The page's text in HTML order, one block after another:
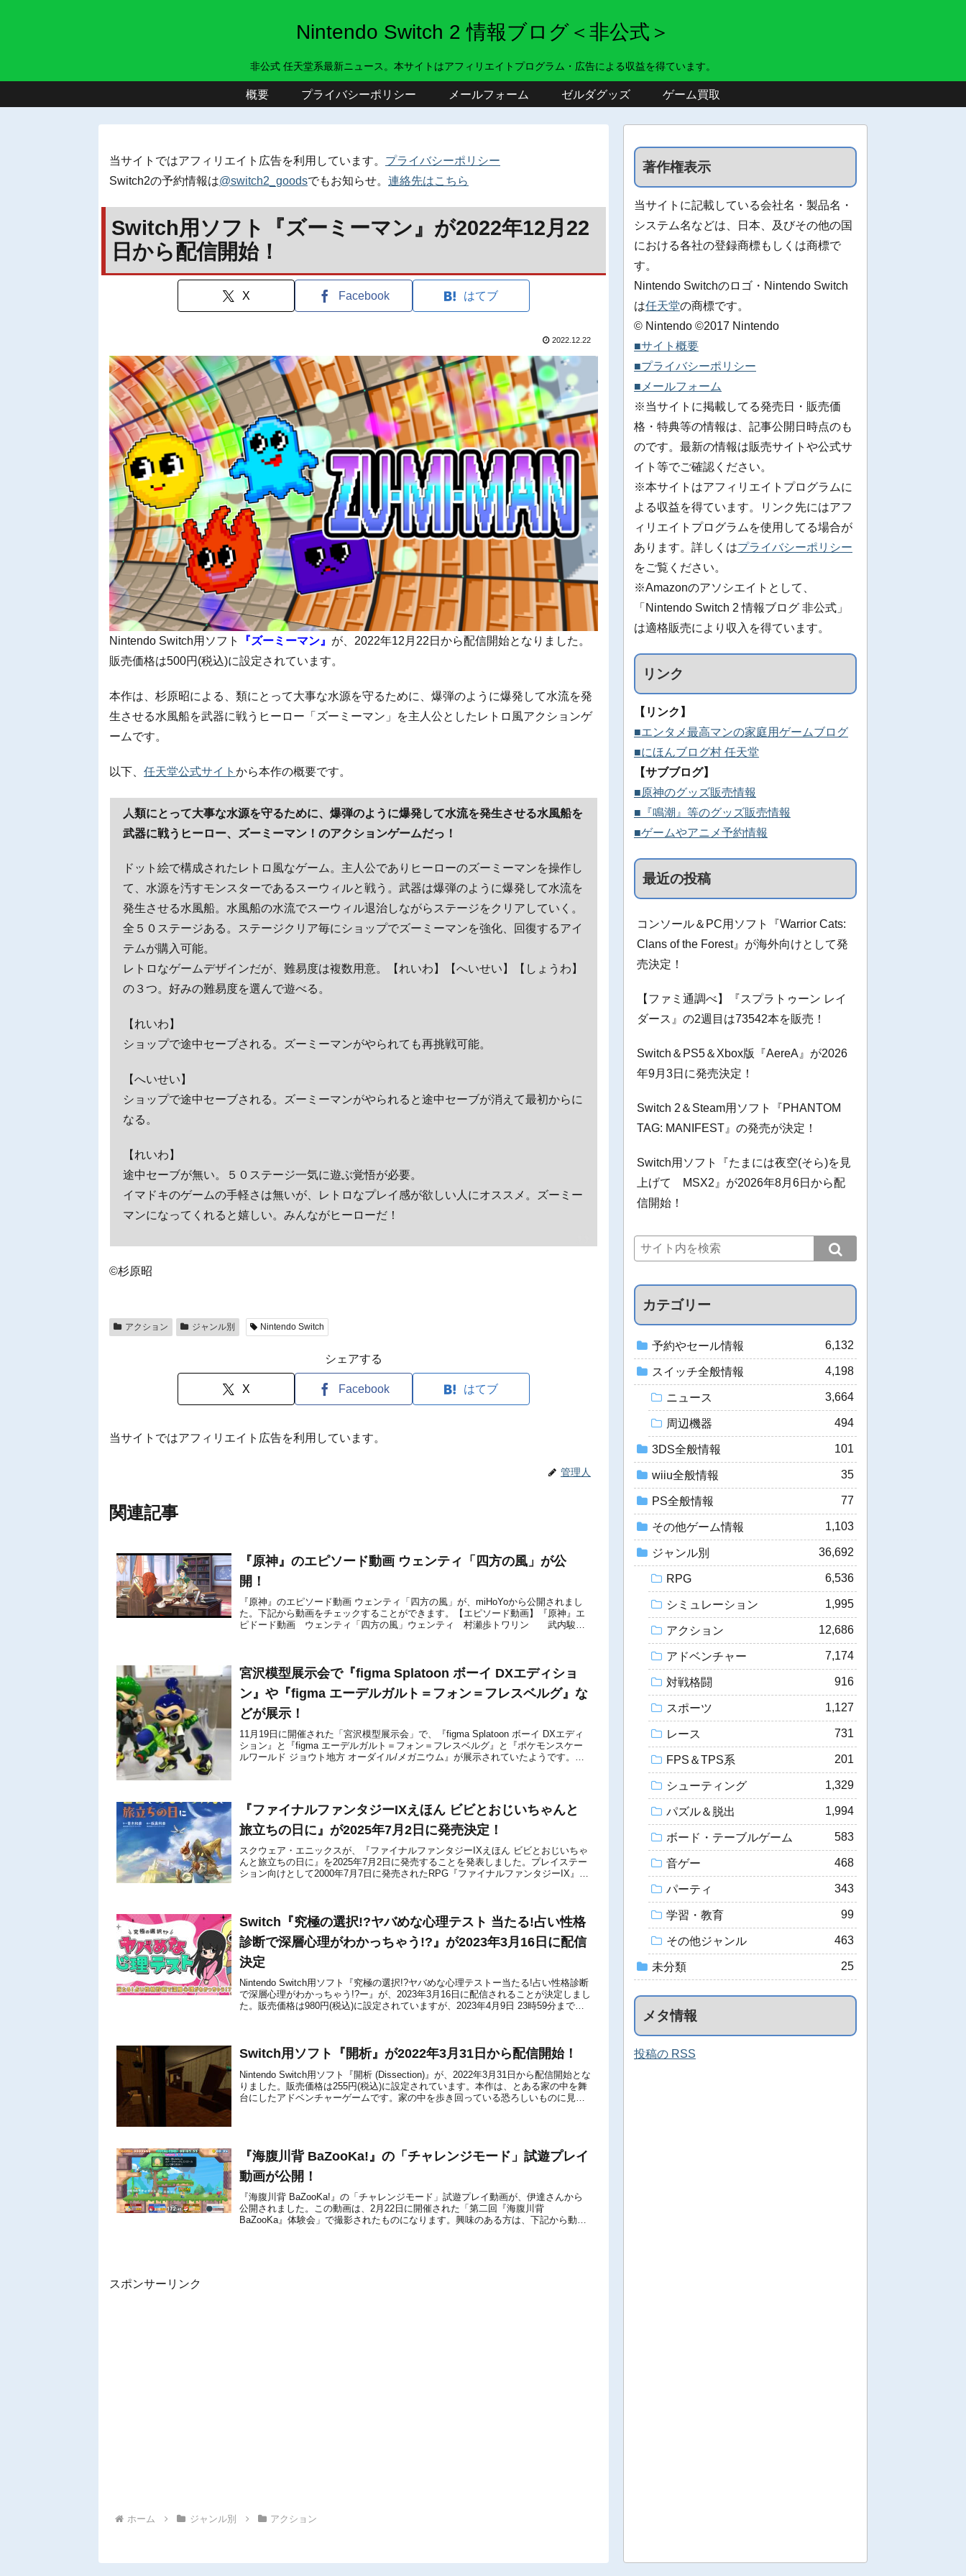
Nintendo Switch 2 情報ブログ＜非公式＞
非公式 任天堂系最新ニュース。本サイトはアフィリエイトプログラム・広告による収益を得ています。
概要 プライバシーポリシー メールフォーム ゼルダグッズ ゲーム買取
当サイトではアフィリエイト広告を利用しています。 プライバシーポリシー
Switch2の予約情報は@switch2_goodsでもお知らせ。 連絡先はこちら
Switch用ソフト『ズーミーマン』が2022年12月22
日から配信開始！
X Facebook はてブ
2022.12.22
Nintendo Switch用ソフト 『ズーミーマン』 が、2022年12月22日から配信開始となりました。
販売価格は500円(税込)に設定されています。
本作は、杉原昭による、類にとって大事な水源を守るために、爆弾のように爆発して水流を発
生させる水風船を武器に戦うヒーロー「ズーミーマン」を主人公としたレトロ風アクションゲ
ームです。
以下、 任天堂公式サイト から本作の概要です。
人類にとって大事な水源を守るために、爆弾のように爆発して水流を発生させる水風船を
武器に戦うヒーロー、ズーミーマン！のアクションゲームだっ！
ドット絵で構成されたレトロ風なゲーム。主人公でありヒーローのズーミーマンを操作し
て、水源を汚すモンスターであるスーウィルと戦う。武器は爆弾のように爆発して水流を
発生させる水風船。水風船の水流でスーウィル退治しながらステージをクリアしていく。
全５０ステージある。ステージクリア毎にショップでズーミーマンを強化、回復するアイ
テムが購入可能。
レトロなゲームデザインだが、難易度は複数用意。【れいわ】【へいせい】【しょうわ】
の３つ。好みの難易度を選んで遊べる。
【れいわ】
ショップで途中セーブされる。ズーミーマンがやられても再挑戦可能。
【へいせい】
ショップで途中セーブされる。ズーミーマンがやられると途中セーブが消えて最初からに
なる。
【れいわ】
途中セーブが無い。５０ステージ一気に遊ぶ覚悟が必要。
イマドキのゲームの手軽さは無いが、レトロなプレイ感が欲しい人にオススメ。ズーミー
マンになってくれると嬉しい。みんながヒーローだ！
©杉原昭
アクション ジャンル別 Nintendo Switch
シェアする
X Facebook はてブ
当サイトではアフィリエイト広告を利用しています。
管理人
関連記事
『原神』のエピソード動画 ウェンティ「四方の風」が公
開！
『原神』のエピソード動画 ウェンティ「四方の風」が、miHoYoから公開されまし
た。下記から動画をチェックすることができます。【エピソード動画】『原神』エ
ピドード動画 ウェンティ「四方の風」ウェンティ 村瀬歩トワリン 武内駿輔
宮沢模型展示会で『figma Splatoon ボーイ DXエディショ
ン』や『figma エーデルガルト＝フォン＝フレスベルグ』な
どが展示！
11月19日に開催された「宮沢模型展示会」で、『figma Splatoon ボーイ DXエディ
ション』と『figma エーデルガルト＝フォン＝フレスベルグ』と『ポケモンスケー
ルワールド ジョウト地方 オーダイル/メガニウム』が展示されていたようです。下
『ファイナルファンタジーIXえほん ビビとおじいちゃんと
旅立ちの日に』が2025年7月2日に発売決定！
スクウェア・エニックスが、『ファイナルファンタジーIXえほん ビビとおじいちゃ
んと旅立ちの日に』を2025年7月2日に発売することを発表しました。プレイステー
ション向けとして2000年7月7日に発売されたRPG『ファイナルファンタジーIX』は
Switch『究極の選択!?ヤバめな心理テスト 当たる!占い性格
診断で深層心理がわかっちゃう!?』が2023年3月16日に配信
決定
Nintendo Switch用ソフト『究極の選択!?ヤバめな心理テストー当たる!占い性格診断
で深層心理がわかっちゃう!?ー』が、2023年3月16日に配信されることが決定しまし
た。販売価格は980円(税込)に設定されていますが、2023年4月9日 23時59分までは
Switch用ソフト『開析』が2022年3月31日から配信開始！
Nintendo Switch用ソフト『開析 (Dissection)』が、2022年3月31日から配信開始とな
りました。販売価格は255円(税込)に設定されています。本作は、とある家の中を舞
台にしたアドベンチャーゲームです。家の中を歩き回っている恐ろしいものに見つ
『海腹川背 BaZooKa!』の「チャレンジモード」試遊プレイ
動画が公開！
『海腹川背 BaZooKa!』の「チャレンジモード」試遊プレイ動画が、伊達さんから
公開されました。この動画は、2月22日に開催された「第二回『海腹川背
BaZooKa』体験会」で撮影されたものになります。興味のある方は、下記から動画
スポンサーリンク
ホーム ジャンル別 アクション
著作権表示
当サイトに記載している会社名・製品名・
システム名などは、日本、及びその他の国
における各社の登録商標もしくは商標で
す。
Nintendo Switchのロゴ・Nintendo Switch
は任天堂の商標です。
© Nintendo ©2017 Nintendo
■サイト概要
■プライバシーポリシー
■メールフォーム
※当サイトに掲載してる発売日・販売価
格・特典等の情報は、記事公開日時点のも
のです。最新の情報は販売サイトや公式サ
イト等でご確認ください。
※本サイトはアフィリエイトプログラムに
よる収益を得ています。リンク先にはアフ
ィリエイトプログラムを使用してる場合が
あります。詳しくはプライバシーポリシー
をご覧ください。
※Amazonのアソシエイトとして、
「Nintendo Switch 2 情報ブログ 非公式」
は適格販売により収入を得ています。
リンク
【リンク】
■エンタメ最高マンの家庭用ゲームブログ
■にほんブログ村 任天堂
【サブブログ】
■原神のグッズ販売情報
■『鳴潮』等のグッズ販売情報
■ゲームやアニメ予約情報
最近の投稿
コンソール＆PC用ソフト『Warrior Cats:
Clans of the Forest』が海外向けとして発
売決定！
【ファミ通調べ】『スプラトゥーン レイ
ダース』の2週目は73542本を販売！
Switch＆PS5＆Xbox版『AereA』が2026
年9月3日に発売決定！
Switch 2＆Steam用ソフト『PHANTOM
TAG: MANIFEST』の発売が決定！
Switch用ソフト『たまには夜空(そら)を見
上げて MSX2』が2026年8月6日から配
信開始！
カテゴリー
予約やセール情報 6,132
スイッチ全般情報 4,198
ニュース 3,664
周辺機器 494
3DS全般情報 101
wiiu全般情報 35
PS全般情報 77
その他ゲーム情報 1,103
ジャンル別 36,692
RPG 6,536
シミュレーション 1,995
アクション 12,686
アドベンチャー 7,174
対戦格闘 916
スポーツ 1,127
レース 731
FPS＆TPS系 201
シューティング 1,329
パズル＆脱出 1,994
ボード・テーブルゲーム 583
音ゲー 468
パーティ 343
学習・教育 99
その他ジャンル 463
未分類 25
メタ情報
投稿の RSS